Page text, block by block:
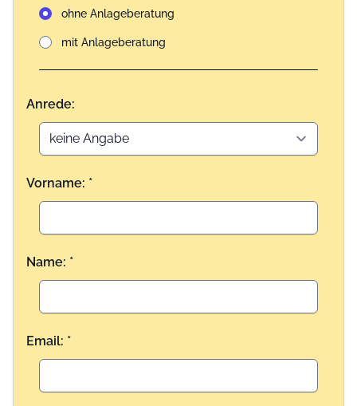
ohne Anlageberatung
mit Anlageberatung
Anrede:
Vorname: *
Name: *
Email: *